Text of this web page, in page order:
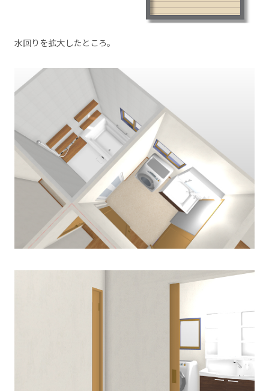
水回りを拡大したところ。